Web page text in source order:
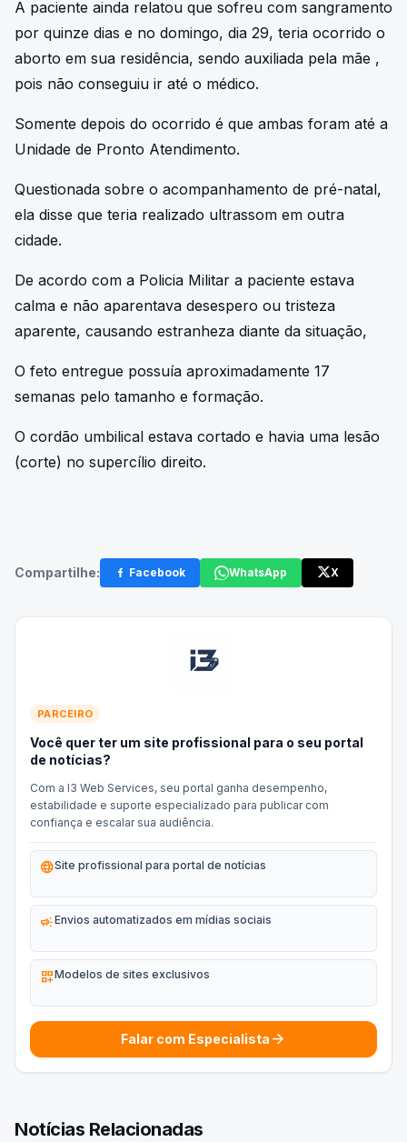
A paciente ainda relatou que sofreu com sangramento
por quinze dias e no domingo, dia 29, teria ocorrido o
aborto em sua residência, sendo auxiliada pela mãe ,
pois não conseguiu ir até o médico.
Somente depois do ocorrido é que ambas foram até a
Unidade de Pronto Atendimento.
Questionada sobre o acompanhamento de pré-natal,
ela disse que teria realizado ultrassom em outra
cidade.
De acordo com a Policia Militar a paciente estava
calma e não aparentava desespero ou tristeza
aparente, causando estranheza diante da situação,
O feto entregue possuía aproximadamente 17
semanas pelo tamanho e formação.
O cordão umbilical estava cortado e havia uma lesão
(corte) no supercílio direito.
Compartilhe: Facebook WhatsApp X
PARCEIRO
Você quer ter um site profissional para o seu portal
de notícias?
Com a I3 Web Services, seu portal ganha desempenho,
estabilidade e suporte especializado para publicar com
confiança e escalar sua audiência.
languageSite profissional para portal de notícias
campaignEnvios automatizados em mídias sociais
dashboard_customizeModelos de sites exclusivos
Falar com Especialista arrow_forward
Notícias Relacionadas